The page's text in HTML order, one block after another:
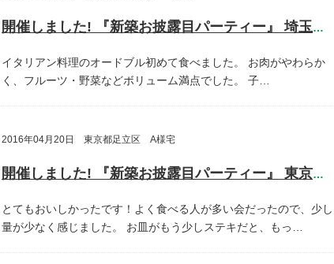
開催しました! 『新築お披露目パーティー』 埼玉県さいたま市 T様宅
イタリアン料理のオードブル初めて食べました。
お肉がやわらか
く、フルーツ・野菜などボリューム満点でした。
子…
2016年04月20日 東京都足立区 A様宅
開催しました! 『新築お披露目パーティー』 東京都足立区 A様宅
とてもおいしかったです！よく食べる人が多い会だったので、少し
量が少なく感じました。
お皿がもう少しステキだと、もっ…